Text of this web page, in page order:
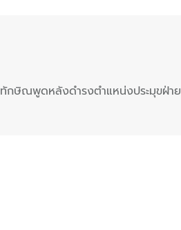
ษิณพูดหลังดำรงตำแหน่งประมุขฝ่าย